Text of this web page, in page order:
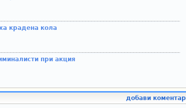
крадена кола
при акция
добави коментар